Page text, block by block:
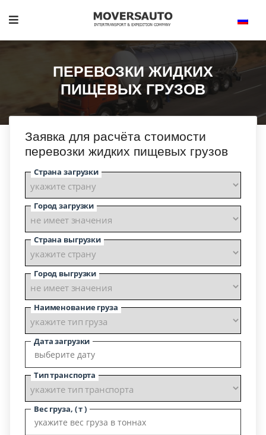
ПЕРЕВОЗКИ ЖИДКИХ
ПИЩЕВЫХ ГРУЗОВ
Заявка для расчёта стоимости
перевозки жидких пищевых грузов
Страна загрузки
Город загрузки
Страна выгрузки
Город выгрузки
Наименование груза
Дата загрузки
Тип транспорта
Вес груза, ( т )